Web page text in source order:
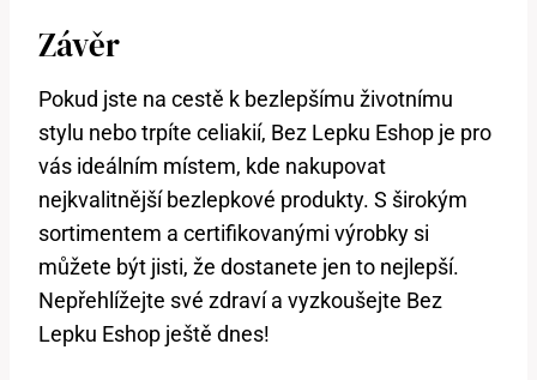
Závěr
Pokud jste na cestě k bezlepšímu životnímu
stylu nebo trpíte celiakií, Bez Lepku Eshop je pro
vás ideálním místem, kde nakupovat
nejkvalitnější bezlepkové produkty. S širokým
sortimentem a certifikovanými výrobky si
můžete být jisti, že dostanete jen to nejlepší.
Nepřehlížejte své zdraví a vyzkoušejte Bez
Lepku Eshop ještě dnes!